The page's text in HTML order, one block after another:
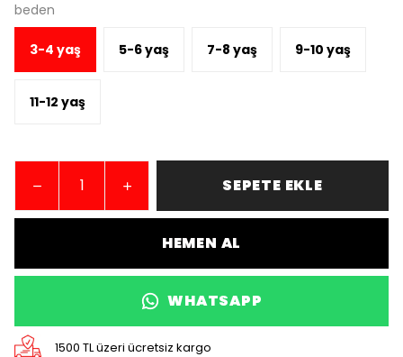
beden
3-4 yaş 5-6 yaş 7-8 yaş 9-10 yaş
11-12 yaş
SEPETE EKLE
HEMEN AL
WHATSAPP
1500 TL üzeri ücretsiz kargo